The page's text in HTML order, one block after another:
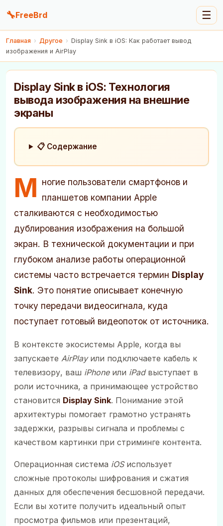
🔧FreeBrd ☰
Главная › Другое › Display Sink в iOS: Как работает вывод
изображения и AirPlay
Display Sink в iOS: Технология
вывода изображения на внешние
экраны
📋 Содержание
М ногие пользователи смартфонов и
планшетов компании Apple
сталкиваются с необходимостью
дублирования изображения на большой
экран. В технической документации и при
глубоком анализе работы операционной
системы часто встречается термин Display
Sink. Это понятие описывает конечную
точку передачи видеосигнала, куда
поступает готовый видеопоток от источника.
В контексте экосистемы Apple, когда вы
запускаете AirPlayили подключаете кабель к
телевизору, ваш iPhoneили iPadвыступает в
роли источника, а принимающее устройство
становится Display Sink. Понимание этой
архитектуры помогает грамотно устранять
задержки, разрывы сигнала и проблемы с
качеством картинки при стриминге контента.
Операционная система iOSиспользует
сложные протоколы шифрования и сжатия
данных для обеспечения бесшовной передачи.
Если вы хотите получить идеальный опыт
просмотра фильмов или презентаций,